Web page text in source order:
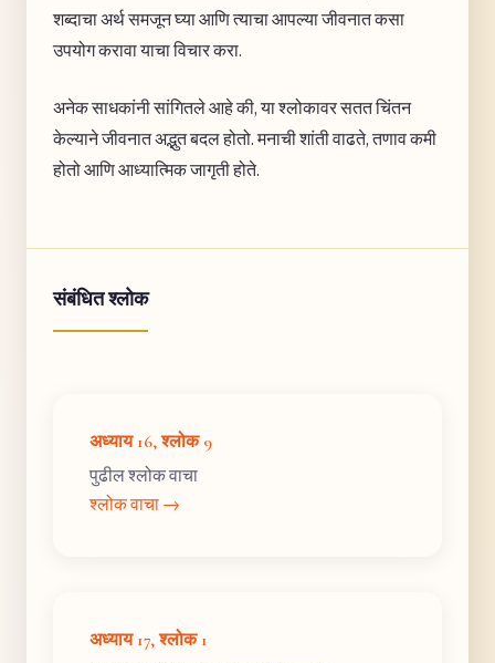
शब्दाचा अर्थ समजून घ्या आणि त्याचा आपल्या जीवनात कसा
उपयोग करावा याचा विचार करा.
अनेक साधकांनी सांगितले आहे की, या श्लोकावर सतत चिंतन
केल्याने जीवनात अद्भुत बदल होतो. मनाची शांती वाढते, तणाव कमी
होतो आणि आध्यात्मिक जागृती होते.
संबंधित श्लोक
अध्याय 16, श्लोक 9
पुढील श्लोक वाचा
श्लोक वाचा →
अध्याय 17, श्लोक 1